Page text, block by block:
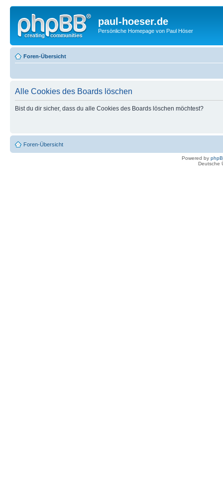
paul-hoeser.de
Persönliche Homepage von Paul Höser
Foren-Übersicht
Alle Cookies des Boards löschen
Bist du dir sicher, dass du alle Cookies des Boards löschen möchtest?
Foren-Übersicht
Powered by
Deutsche